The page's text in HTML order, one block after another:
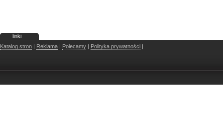
linki
Katalog stron | Reklama | Polecamy | Polityka prywatności |